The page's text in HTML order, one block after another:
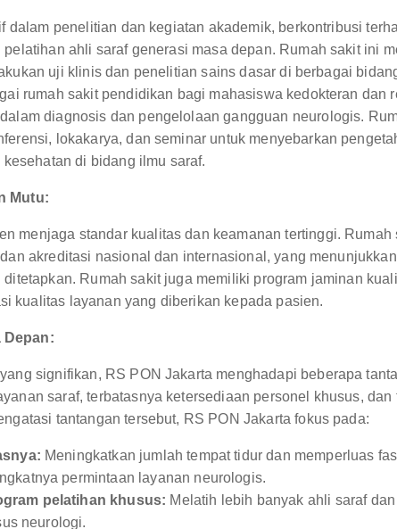
dalam penelitian dan kegiatan akademik, berkontribusi
ahli saraf generasi masa depan. Rumah sakit ini
uji klinis dan penelitian sains dasar di berbagai
rumah sakit pendidikan bagi mahasiswa kedokteran dan
diagnosis dan pengelolaan gangguan neurologis.
lokakarya, dan seminar untuk menyebarkan
di bidang ilmu saraf.
Mutu:
menjaga standar kualitas dan keamanan tertinggi. Rumah
akreditasi nasional dan internasional, yang
Rumah sakit juga memiliki program jaminan
kualitas layanan yang diberikan kepada pasien.
Depan:
signifikan, RS PON Jakarta menghadapi beberapa
saraf, terbatasnya ketersediaan personel khusus,
tantangan tersebut, RS PON Jakarta fokus pada:
Meningkatkan jumlah tempat tidur dan memperluas
permintaan layanan neurologis.
pelatihan khusus: Melatih lebih banyak ahli saraf
neurologi.